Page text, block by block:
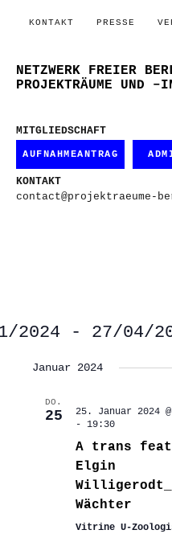
KONTAKT PRESSE
NETZWERK FREIER
PROJEKTRÄUME UND
MITGLIEDSCHAFT
AUFNAHMEANTRAG
KONTAKT
contact@projektraeume-
2024 - 27/04/
Januar 2024
DO.
25
25. Januar 2024
- 19:30
A trans
Elgin
Willigerodt_
Wächter
Vitrine U-